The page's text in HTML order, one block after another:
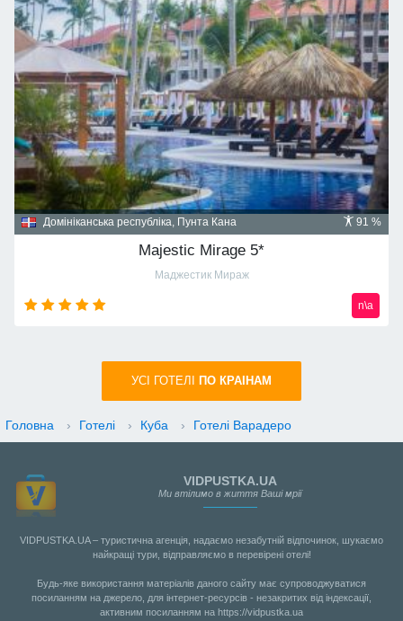
91 %
Домініканська республіка, Пунта Кана
Majestic Mirage 5*
Маджестик Мираж
n\a
УСI ГОТЕЛІ ПО КРАIНАМ
Головна › Готелі › Куба › Готелі Варадеро
VIDPUSTKA.UA
Ми втілимо в життя Ваші мрії
VIDPUSTKA.UA – туристична агенція, надаємо незабутній відпочинок, шукаємо
найкращі тури, відправляємо в перевірені отелі!
Будь-яке використання матеріалів даного сайту має супроводжуватися
посиланням на джерело, для інтернет-ресурсів - незакритих від індексації,
активним посиланням на https://vidpustka.ua